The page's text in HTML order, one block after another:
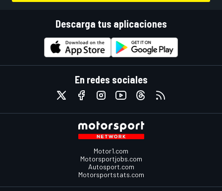
Descarga tus aplicaciones
En redes sociales
Motor1.com
Motorsportjobs.com
Autosport.com
Motorsportstats.com